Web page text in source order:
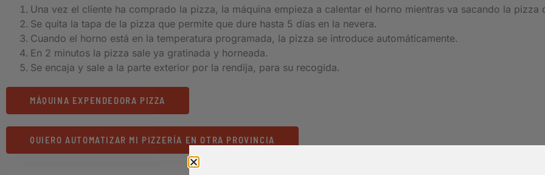
Una vez el cliente ha comprado la pizza, la máquina empieza a calentar el horno mientras va sacando la pizza
Se quita la tapa de la pizza que permite que dure hasta 5 días en la nevera.
Cuando el horno está en la temperatura programada, la pizza se introduce automáticamente.
En 2 minutos la pizza sale ya gratinada y horneada.
Se encaja y sale a la parte exterior por la rendija, para su recogida.
MÁQUINA EXPENDEDORA PIZZA
QUIERO AUTOMATIZAR MI PIZZERÍA EN OTRA PROVINCIA